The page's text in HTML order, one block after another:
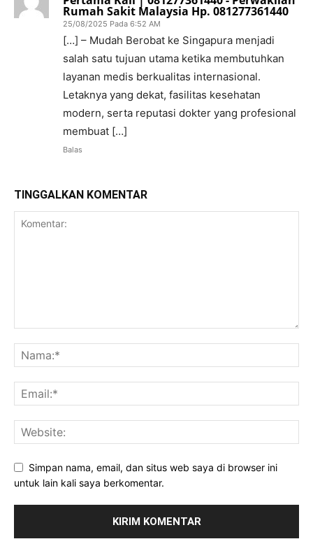
Rumah Sakit Malaysia Hp. 081277361440
25/08/2025 Pada 6:52 AM
[…] – Mudah Berobat ke Singapura menjadi
salah satu tujuan utama ketika membutuhkan
layanan medis berkualitas internasional.
Letaknya yang dekat, fasilitas kesehatan
modern, serta reputasi dokter yang profesional
membuat […]
Balas
TINGGALKAN KOMENTAR
Simpan nama, email, dan situs web saya di browser ini
untuk lain kali saya berkomentar.